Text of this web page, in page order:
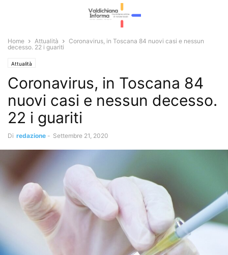
Home Attualità
Coronavirus, in Toscana 84 nuovi casi e nessun
decesso. 22 i guariti
Attualità
Coronavirus, in Toscana 84
nuovi casi e nessun decesso.
22 i guariti
Di redazione - Settembre 21, 2020